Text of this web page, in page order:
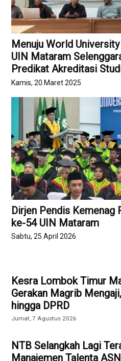
Menuju World
UIN Mataram
Predikat Akreditasi
Kamis, 20 Maret 2025
Dirjen Pendis Kemenag
ke-54 UIN Mataram
Sabtu, 25 April 2026
Kesra Lombok Timur
Gerakan Magrib
hingga DPRD
Jumat, 7 Agustus 2026
NTB Selangkah Lagi
Manajemen Talenta ASN